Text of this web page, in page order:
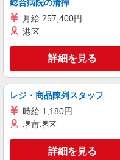
株式会社kotrio /●KB-H-1848806
日収1万
時給
通費全支
豊岡
キープ
派遣社員
豊岡駅＊
総合病院の清掃
月給 257,400円
港区
詳細を見る
レジ・商品陳列スタッフ
時給 1,180円
堺市堺区
詳細を見る